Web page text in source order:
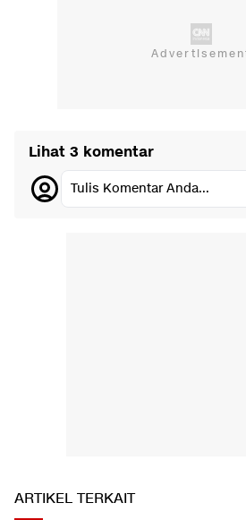
Lihat 3 komentar
Tulis Komentar Anda...
ARTIKEL TERKAIT